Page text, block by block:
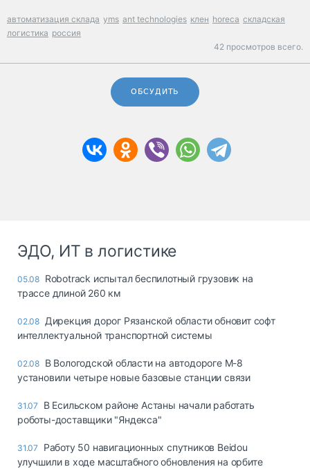
автоматизация склада yms ant technologies клен horeca складская
логистика россия
42 просмотров всего.
ОБСУДИТЬ
ЭДО, ИТ в логистике
05.08 Robotrack испытал беспилотный грузовик на
трассе длиной 260 км
02.08 Дирекция дорог Рязанской области обновит софт
интеллектуальной транспортной системы
02.08 В Вологодской области на автодороге М-8
установили четыре новые базовые станции связи
31.07
В Есильском районе Астаны начали работать
роботы-доставщики "Яндекса"
31.07
Работу 50 навигационных спутников Beidou
улучшили в ходе масштабного обновления на орбите